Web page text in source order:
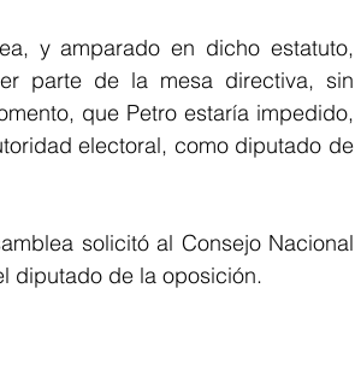
y amparado en dicho estatuto,
parte de la mesa directiva, sin
que Petro estaría impedido,
electoral, como diputado de
solicitó al Consejo Nacional
diputado de la oposición.